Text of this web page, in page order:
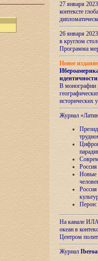
27 января
контексте
26 января
в круглом
Программа
Новое
идентичности
В монографии
исторических
Журнал
Новые
Перон:
На канале
океан в
Центром
Журнал